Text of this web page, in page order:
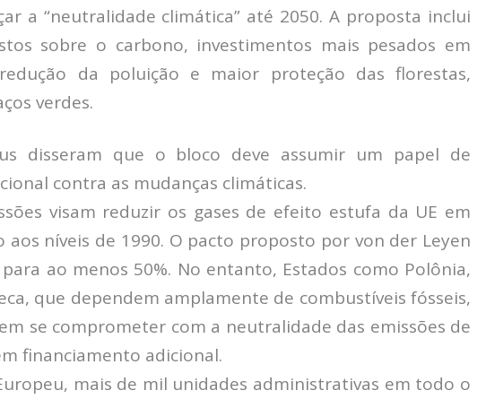
a “neutralidade climática” até 2050. A proposta inclui
sobre o carbono, investimentos mais pesados em
da poluição e maior proteção das florestas,
verdes.
disseram que o bloco deve assumir um papel de
contra as mudanças climáticas.
visam reduzir os gases de efeito estufa da UE em
aos níveis de 1990. O pacto proposto por von der Leyen
ao menos 50%. No entanto, Estados como Polônia,
que dependem amplamente de combustíveis fósseis,
se comprometer com a neutralidade das emissões de
financiamento adicional.
mais de mil unidades administrativas em todo o